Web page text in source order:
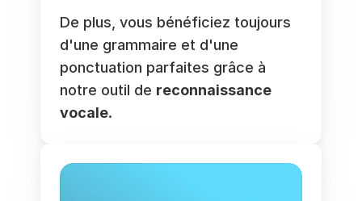
De plus, vous bénéficiez toujours
d'une grammaire et d'une
ponctuation parfaites grâce à
notre outil de reconnaissance
vocale.